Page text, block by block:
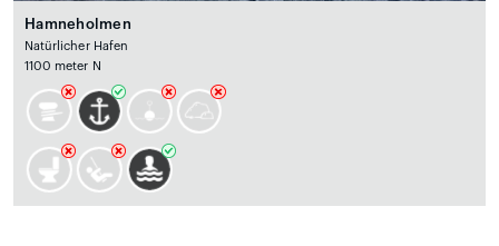
Hamneholmen
Natürlicher Hafen
1100 meter N